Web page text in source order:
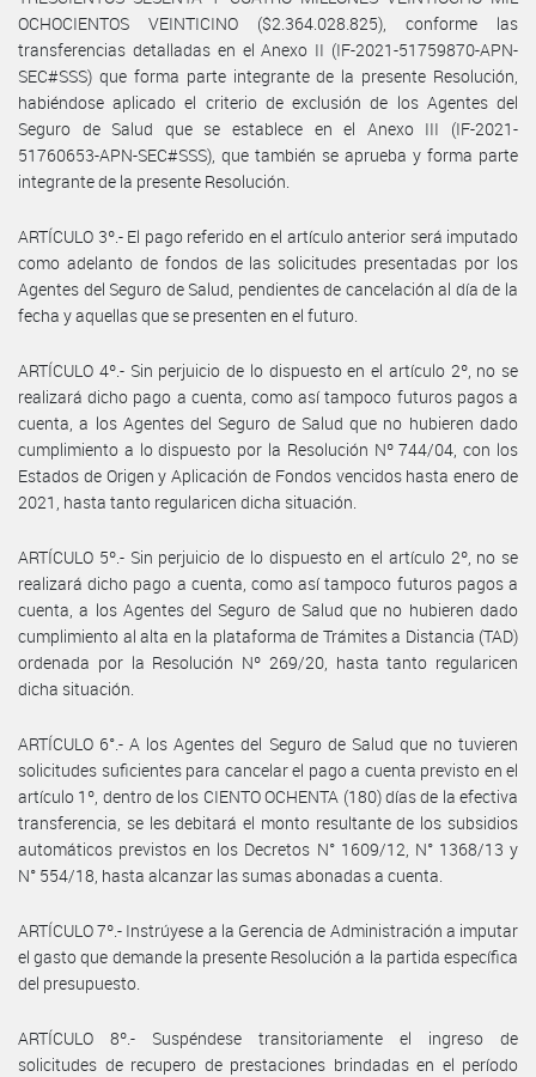
OCHOCIENTOS VEINTICINO ($2.364.028.825), conforme las
transferencias detalladas en el Anexo II (IF-2021-51759870-APN-
SEC#SSS) que forma parte integrante de la presente Resolución,
habiéndose aplicado el criterio de exclusión de los Agentes del
Seguro de Salud que se establece en el Anexo III (IF-2021-
51760653-APN-SEC#SSS), que también se aprueba y forma parte
integrante de la presente Resolución.
ARTÍCULO 3º.- El pago referido en el artículo anterior será imputado
como adelanto de fondos de las solicitudes presentadas por los
Agentes del Seguro de Salud, pendientes de cancelación al día de la
fecha y aquellas que se presenten en el futuro.
ARTÍCULO 4º.- Sin perjuicio de lo dispuesto en el artículo 2º, no se
realizará dicho pago a cuenta, como así tampoco futuros pagos a
cuenta, a los Agentes del Seguro de Salud que no hubieren dado
cumplimiento a lo dispuesto por la Resolución Nº 744/04, con los
Estados de Origen y Aplicación de Fondos vencidos hasta enero de
2021, hasta tanto regularicen dicha situación.
ARTÍCULO 5º.- Sin perjuicio de lo dispuesto en el artículo 2º, no se
realizará dicho pago a cuenta, como así tampoco futuros pagos a
cuenta, a los Agentes del Seguro de Salud que no hubieren dado
cumplimiento al alta en la plataforma de Trámites a Distancia (TAD)
ordenada por la Resolución Nº 269/20, hasta tanto regularicen
dicha situación.
ARTÍCULO 6°.- A los Agentes del Seguro de Salud que no tuvieren
solicitudes suficientes para cancelar el pago a cuenta previsto en el
artículo 1º, dentro de los CIENTO OCHENTA (180) días de la efectiva
transferencia, se les debitará el monto resultante de los subsidios
automáticos previstos en los Decretos N° 1609/12, N° 1368/13 y
N° 554/18, hasta alcanzar las sumas abonadas a cuenta.
ARTÍCULO 7º.- Instrúyese a la Gerencia de Administración a imputar
el gasto que demande la presente Resolución a la partida específica
del presupuesto.
ARTÍCULO 8º.- Suspéndese transitoriamente el ingreso de
solicitudes de recupero de prestaciones brindadas en el período